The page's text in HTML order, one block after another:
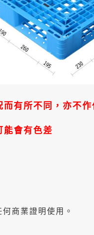
有所不同，亦不
能會有色差
商業證明使用。